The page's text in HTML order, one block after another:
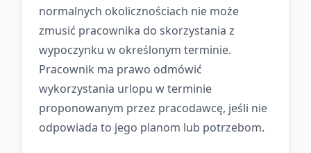
normalnych okolicznościach nie może
zmusić pracownika do skorzystania z
wypoczynku w określonym terminie.
Pracownik ma prawo odmówić
wykorzystania urlopu w terminie
proponowanym przez pracodawcę, jeśli nie
odpowiada to jego planom lub potrzebom.